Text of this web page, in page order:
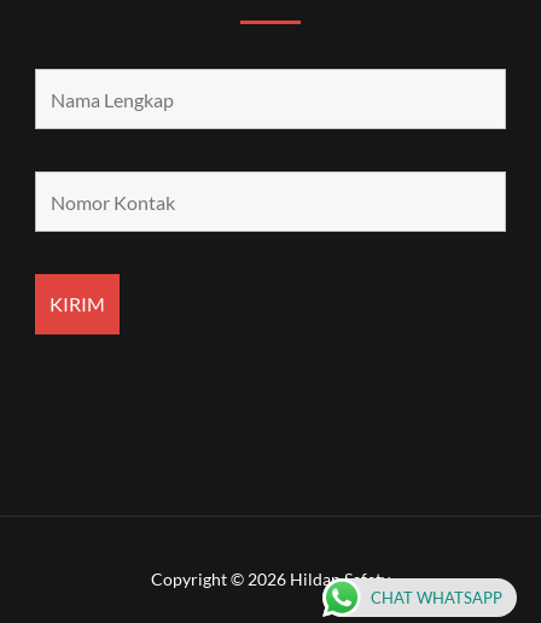
Copyright © 2026 Hildan Safety
CHAT WHATSAPP